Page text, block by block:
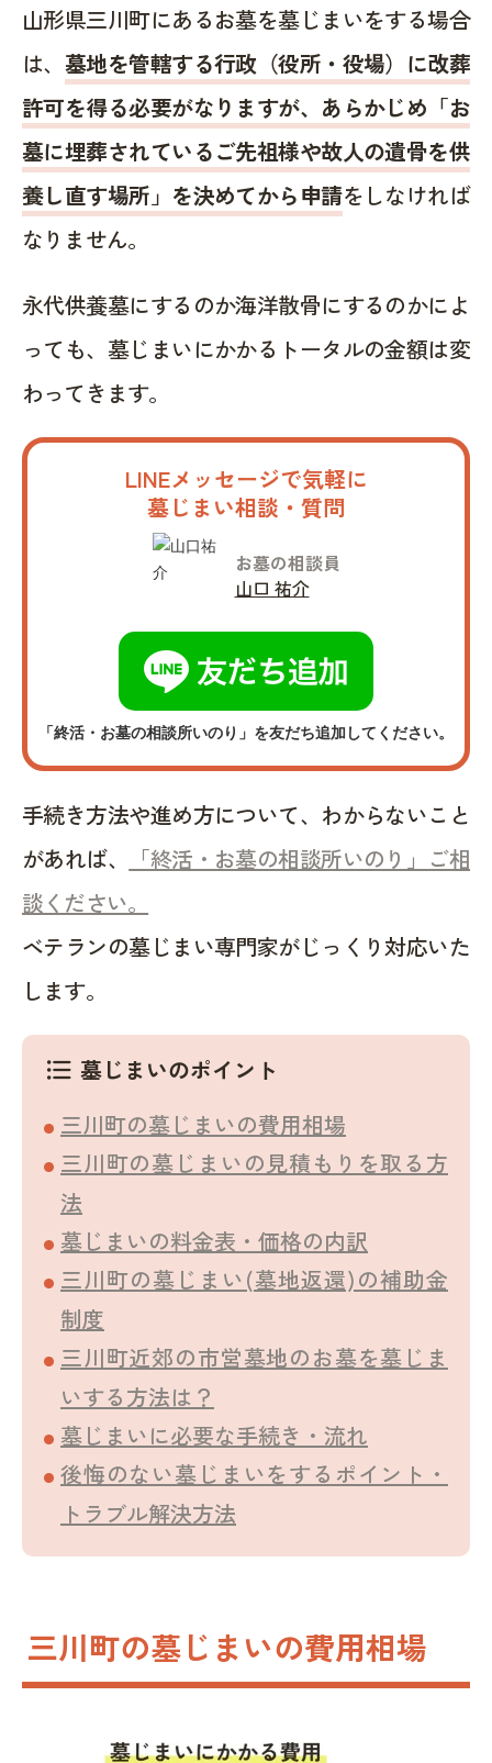
山形県三川町にあるお墓を墓じまいをする場合
は、 墓地を管轄する行政（役所・役場）に改葬
許可を得る必要がなりますが、あらかじめ「お
墓に埋葬されているご先祖様や故人の遺骨を供
養し直す場所」を決めてから申請をしなければ
なりません。
永代供養墓にするのか海洋散骨にするのかによ
っても、墓じまいにかかるトータルの金額は変
わってきます。
LINEメッセージで気軽に
墓じまい相談・質問
お墓の相談員
山口 祐介
「終活・お墓の相談所いのり」を友だち追加してください。
手続き方法や進め方について、わからないこと
があれば、
「終活・お墓の相談所いのり」ご相
談ください。
ベテランの墓じまい専門家がじっくり対応いた
します。
format_list_bulleted 墓じまいのポイント
三川町の墓じまいの費用相場
三川町の墓じまいの見積もりを取る方
法
墓じまいの料金表・価格の内訳
三川町の墓じまい(墓地返還)の補助金
制度
三川町近郊の市営墓地のお墓を墓じま
いする方法は？
墓じまいに必要な手続き・流れ
後悔のない墓じまいをするポイント・
トラブル解決方法
三川町の墓じまいの費用相場